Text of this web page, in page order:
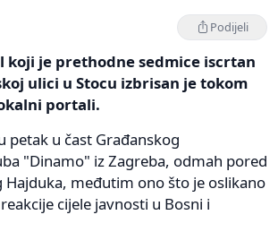
Podijeli
koji je prethodne sedmice iscrtan
ulici u Stocu izbrisan je tokom
portali.
petak u čast Građanskog
"Dinamo" iz Zagreba, odmah pored
Hajduka, međutim ono što je oslikano
cijele javnosti u Bosni i